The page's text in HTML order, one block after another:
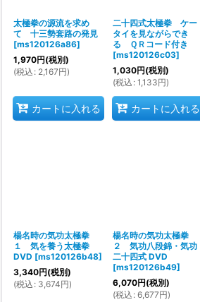
太極拳の源流を求め
て 十三勢套路の発見
[ms120126a86]
1,970円(税別)
(税込 : 2,167円)
カートに入れる
二十四式太極拳 ケー
タイを見ながらでき
る ＱＲコード付き
[ms120126c03]
1,030円(税別)
(税込 : 1,133円)
カートに入れる
楊名時の気功太極拳
１ 気を養う太極拳
DVD [ms120126b48]
3,340円(税別)
(税込 : 3,674円)
楊名時の気功太極拳
２ 気功八段錦・気功
二十四式 DVD
[ms120126b49]
6,070円(税別)
(税込 : 6,677円)